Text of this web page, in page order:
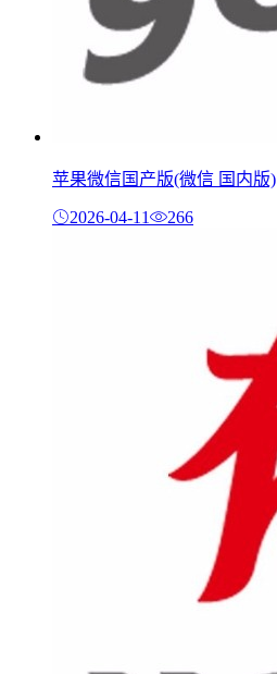
苹果微信国产版(微信 国内版)
2026-04-11 266